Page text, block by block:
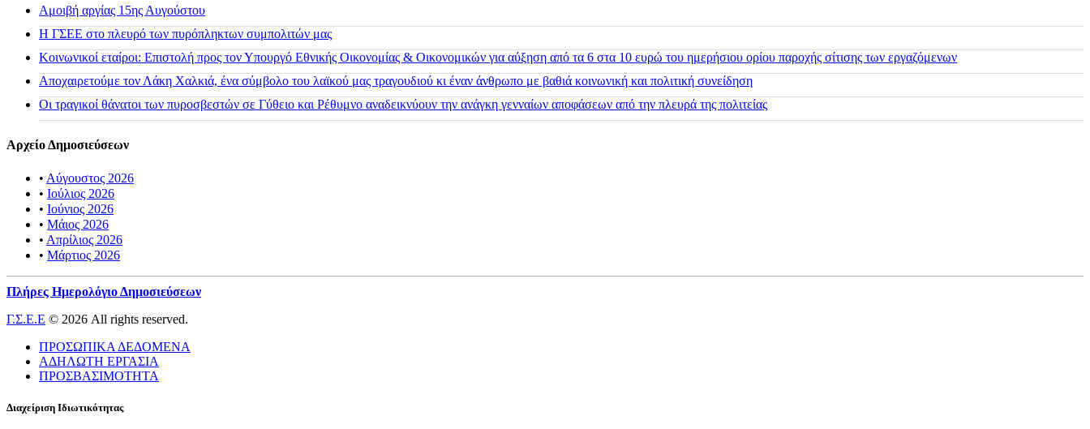
Αμοιβή αργίας 15ης Αυγούστου
H ΓΣΕΕ στο πλευρό των πυρόπληκτων συμπολιτών μας
Κοινωνικοί εταίροι: Επιστολή προς τον Υπουργό Εθνικής Οικονομίας & Οικονομικών για αύξηση από τα 6 στα 10 ευρώ του ημερήσιου ορίου παροχής σίτισης των εργαζόμενων
Αποχαιρετούμε τον Λάκη Χαλκιά, ένα σύμβολο του λαϊκού μας τραγουδιού κι έναν άνθρωπο με βαθιά κοινωνική και πολιτική συνείδηση
Οι τραγικοί θάνατοι των πυροσβεστών σε Γύθειο και Ρέθυμνο αναδεικνύουν την ανάγκη γενναίων αποφάσεων από την πλευρά της πολιτείας
Αρχείο Δημοσιεύσεων
• Αύγουστος 2026
• Ιούλιος 2026
• Ιούνιος 2026
• Μάιος 2026
• Απρίλιος 2026
• Μάρτιος 2026
Πλήρες Ημερολόγιο Δημοσιεύσεων
Γ.Σ.Ε.Ε © 2026 All rights reserved.
ΠΡΟΣΩΠΙΚΑ ΔΕΔΟΜΕΝΑ
ΑΔΗΛΩΤΗ ΕΡΓΑΣΙΑ
ΠΡΟΣΒΑΣΙΜΟΤΗΤΑ
Διαχείριση Ιδιωτικότητας